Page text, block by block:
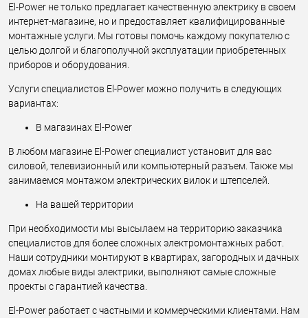
El-Power не только предлагает качественную электрику в своем
интернет-магазине, но и предоставляет квалифицированные
монтажные услуги. Мы готовы помочь каждому покупателю с
целью долгой и благополучной эксплуатации приобретенных
приборов и оборудования.
Услуги специалистов El-Power можно получить в следующих
вариантах:
В магазинах El-Power
В любом магазине El-Power специалист установит для вас
силовой, телевизионный или компьютерный разъем. Также мы
занимаемся монтажом электрических вилок и штепселей.
На вашей территории
При необходимости мы высылаем на территорию заказчика
специалистов для более сложных электромонтажных работ.
Наши сотрудники монтируют в квартирах, загородных и дачных
домах любые виды электрики, выполняют самые сложные
проекты с гарантией качества.
El-Power работает с частными и коммерческими клиентами. Нам